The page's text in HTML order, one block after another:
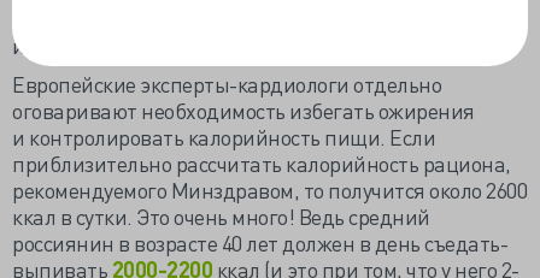
или подобного напитка).
Европейские эксперты-кардиологи отдельно
оговаривают необходимость избегать ожирения
и контролировать калорийность пищи. Если
приблизительно рассчитать калорийность рациона,
рекомендуемого Минздравом, то получится около 2600
ккал в сутки. Это очень много! Ведь средний
россиянин в возрасте 40 лет должен в день съедать-
выпивать 2000-2200 ккал (и это при том, что у него 2-